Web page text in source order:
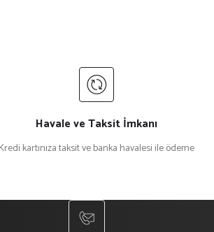
Havale ve Taksit İmkanı
Kredi kartınıza taksit ve banka havalesi ile ödeme